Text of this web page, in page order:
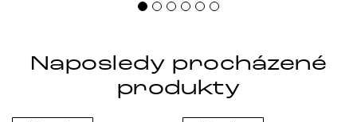
Naposledy procházené
produkty